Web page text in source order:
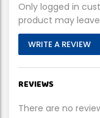
Only logged in
product may
WRITE A REVIEW
REVIEWS
There are no